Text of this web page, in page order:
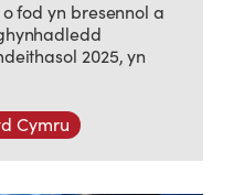
fod yn bresennol a
2025, yn
Cymru